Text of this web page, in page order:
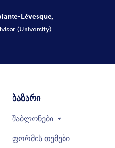
Lévesque,
(University)
ბაზარი
შაბლონები
ფორმის თემები